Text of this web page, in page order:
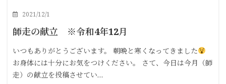
2021/12/1
師走の献立 ※令和4年12月
いつもありがとうございます。 朝晩と寒くなってきました
お身体には十分にお気をつけください。 さて、今日は今月（師
走）の献立を投稿させてい…